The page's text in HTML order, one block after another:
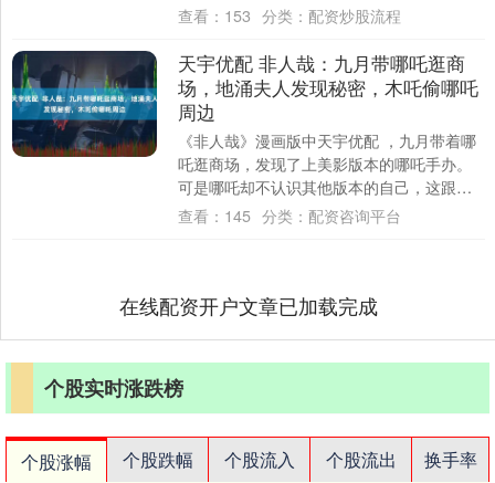
始。此次会谈是2022年3月以来，时隔三年
查看： 153 分类： 配资炒股流程
天宇优配 非人哉：九月带哪吒逛商
场，地涌夫人发现秘密，木吒偷哪吒
周边
《非人哉》漫画版中天宇优配 ，九月带着哪
吒逛商场，发现了上美影版本的哪吒手办。
可是哪吒却不认识其他版本的自己，这跟李
靖有关。另外地涌夫人潜入金吒的秘密房
查看： 145 分类： 配资咨询平台
在线配资开户文章已加载完成
个股实时涨跌榜
个股涨幅 个股跌幅 个股流入 个股流出
换手率